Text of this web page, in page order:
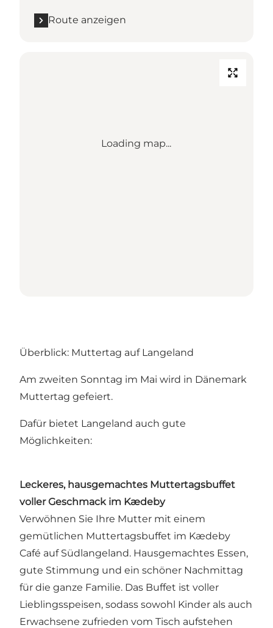
Route anzeigen
Loading map...
Überblick: Muttertag auf Langeland
Am zweiten Sonntag im Mai wird in Dänemark
Muttertag gefeiert.
Dafür bietet Langeland auch gute
Möglichkeiten:
Leckeres, hausgemachtes Muttertagsbuffet
voller Geschmack im Kædeby
Verwöhnen Sie Ihre Mutter mit einem
gemütlichen Muttertagsbuffet im Kædeby
Café auf Südlangeland. Hausgemachtes Essen,
gute Stimmung und ein schöner Nachmittag
für die ganze Familie. Das Buffet ist voller
Lieblingsspeisen, sodass sowohl Kinder als auch
Erwachsene zufrieden vom Tisch aufstehen